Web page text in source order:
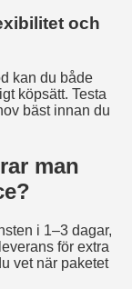
och
kan du både
köpsätt. Testa
bäst innan du
man
i 1–3 dagar,
för extra
vet när paketet